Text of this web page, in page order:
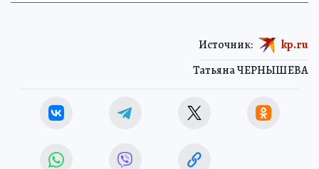
Татьяна ЧЕРНЫШЕВА
Источник: kp.ru